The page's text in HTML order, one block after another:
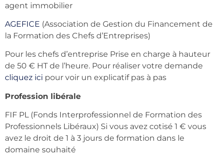
agent immobilier
AGEFICE (Association de Gestion du Financement de
la Formation des Chefs d’Entreprises)
Pour les chefs d’entreprise Prise en charge à hauteur
de 50 € HT de l’heure. Pour réaliser votre demande
cliquez ici pour voir un explicatif pas à pas
Profession libérale
FIF PL (Fonds Interprofessionnel de Formation des
Professionnels Libéraux) Si vous avez cotisé 1 € vous
avez le droit de 1 à 3 jours de formation dans le
domaine souhaité